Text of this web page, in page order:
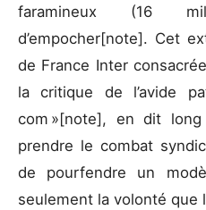
faramineux (16
d’empocher[note]. Cet
de France Inter
la critique de l’avide
com »[note], en dit
prendre le combat
de pourfendre un
seulement la volonté que